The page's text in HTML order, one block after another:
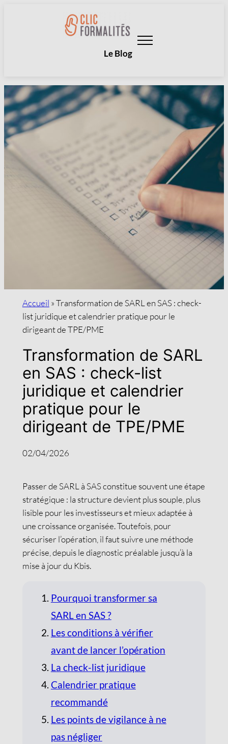
Le Blog
Accueil »Transformation de SARL en SAS : check-
list juridique et calendrier pratique pour le
dirigeant de TPE/PME
Transformation de SARL
en SAS : check-list
juridique et calendrier
pratique pour le
dirigeant de TPE/PME
02/04/2026
Passer de SARL à SAS constitue souvent une étape
stratégique : la structure devient plus souple, plus
lisible pour les investisseurs et mieux adaptée à
une croissance organisée. Toutefois, pour
sécuriser l’opération, il faut suivre une méthode
précise, depuis le diagnostic préalable jusqu’à la
mise à jour du Kbis.
Pourquoi transformer sa
SARL en SAS ?
Les conditions à vérifier
avant de lancer l’opération
La check-list juridique
Calendrier pratique
recommandé
Les points de vigilance à ne
pas négliger